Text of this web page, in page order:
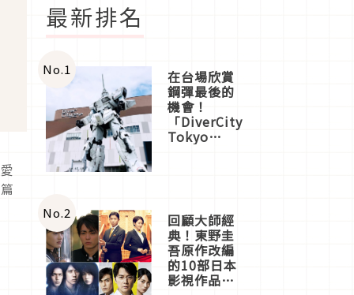
最新排名
No.1 在台場欣賞
鋼彈最後的
機會！
「DiverCity
Tokyo
體驗
No.2 回顧大師經
典！東野圭
吾原作改編
的10部日本
影視作品推